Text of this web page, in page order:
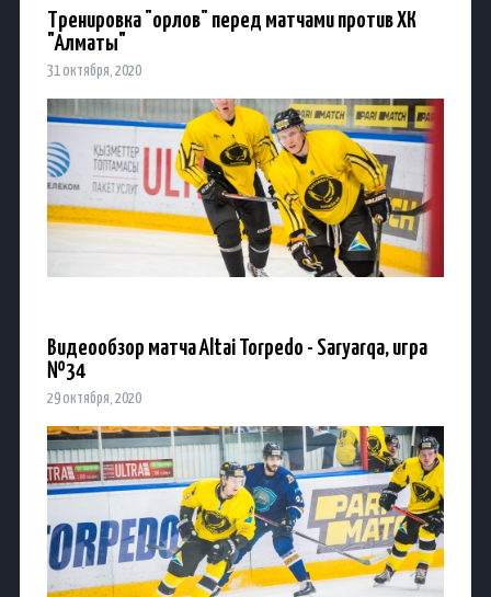
Тренировка "орлов" перед матчами против ХК
"Алматы"
31 октября, 2020
Видеообзор матча Altai Torpedo - Saryarqa, игра
№34
29 октября, 2020